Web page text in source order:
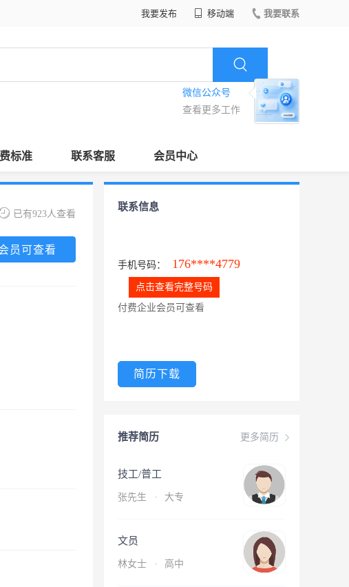
我要发布 移动端 我要联系
微信公众号
查看更多工作
标准 联系客服 会员中心
已有923人查看
员可查看
联系信息
手机号码： 176****4779
点击查看完整号码
付费企业会员可查看
简历下载
更多简历
推荐简历
技工/普工
张先生 · 大专
文员
林女士 · 高中